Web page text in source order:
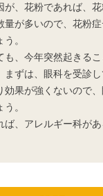
が、花粉であれば、
量が多いので、花粉
。
も、今年突然起きる
ずは、眼科を受診し
効果が強くないので
。
ば、アレルギー科が